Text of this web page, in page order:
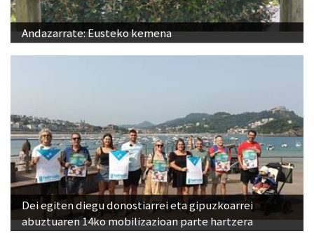
Andazarrate: Eusteko kemena
Dei egiten diegu donostiarrei eta gipuzkoarrei
abuztuaren 14ko mobilizazioan parte hartzera